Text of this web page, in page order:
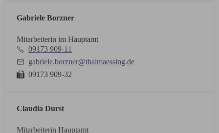
Gabriele Borzner
Mitarbeiterin im Hauptamt
09173 909-11
gabriele.borzner@thalmaessing.de
09173 909-32
Claudia Durst
Mitarbeiterin Hauptamt